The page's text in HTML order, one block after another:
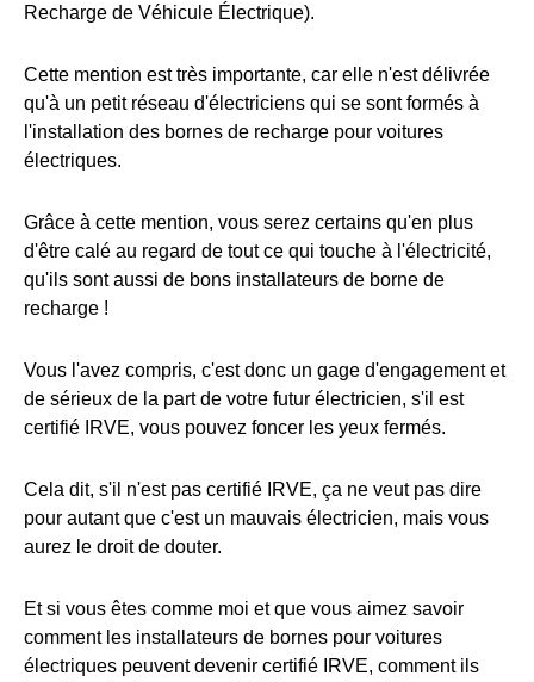
Recharge de Véhicule Électrique).
Cette mention est très importante, car elle n'est délivrée
qu'à un petit réseau d'électriciens qui se sont formés à
l'installation des bornes de recharge pour voitures
électriques.
Grâce à cette mention, vous serez certains qu'en plus
d'être calé au regard de tout ce qui touche à l'électricité,
qu'ils sont aussi de bons installateurs de borne de
recharge !
Vous l'avez compris, c'est donc un gage d'engagement et
de sérieux de la part de votre futur électricien, s'il est
certifié IRVE, vous pouvez foncer les yeux fermés.
Cela dit, s'il n'est pas certifié IRVE, ça ne veut pas dire
pour autant que c'est un mauvais électricien, mais vous
aurez le droit de douter.
Et si vous êtes comme moi et que vous aimez savoir
comment les installateurs de bornes pour voitures
électriques peuvent devenir certifié IRVE, comment ils